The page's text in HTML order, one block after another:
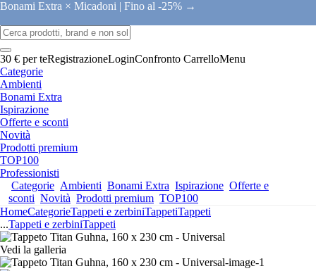
Bonami Extra × Micadoni | Fino al -25% →
30 € per teRegistrazioneLoginConfronto CarrelloMenu
Categorie
Ambienti
Bonami Extra
Ispirazione
Offerte e sconti
Novità
Prodotti premium
TOP100
Professionisti
Categorie Ambienti Bonami Extra Ispirazione Offerte e
sconti Novità Prodotti premium TOP100
HomeCategorieTappeti e zerbiniTappetiTappeti
...Tappeti e zerbiniTappeti
Vedi la galleria